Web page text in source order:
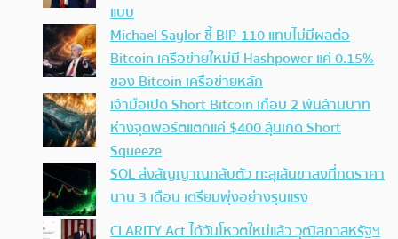
แบบ
Michael Saylor ชี้ BIP-110 แทบไม่มีผลต่อ
Bitcoin เครือข่ายใหม่มี Hashpower แค่ 0.15%
ของ Bitcoin เครือข่ายหลัก
เจ้ามือเปิด Short Bitcoin เกือบ 2 พันล้านบาท
ห่างจุดพอร์ตแตกแค่ $400 ลุ้นเกิด Short
Squeeze
SOL ส่งสัญญาณกลับตัว ทะลุเส้นขาลงที่กดราคา
นาน 3 เดือน เตรียมพุ่งอย่างรุนแรง
CLARITY Act ได้วันโหวตใหม่แล้ว วุฒิสภาสหรัฐฯ